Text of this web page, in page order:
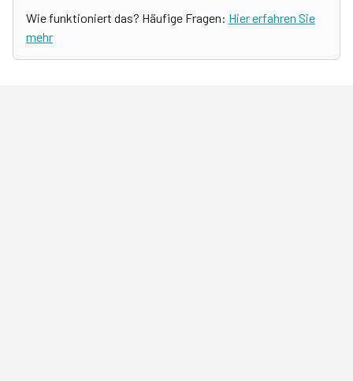
Wie funktioniert das? Häufige Fragen: Hier erfahren Sie
mehr